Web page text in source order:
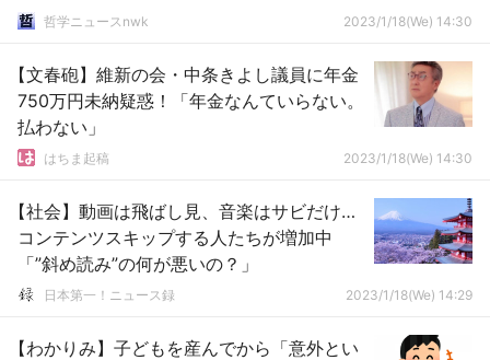
哲学ニュースnwk 2023/1/18(We) 14:30
【文春砲】維新の会・中条きよし議員に年金
750万円未納疑惑！「年金なんていらない。
払わない」
はちま起稿 2023/1/18(We) 14:30
【社会】動画は飛ばし見、音楽はサビだけ…
コンテンツスキップする人たちが増加中
「”斜め読み”の何が悪いの？」
日本第一！ニュース録 2023/1/18(We) 14:29
【わかりみ】子どもを産んでから「意外とい